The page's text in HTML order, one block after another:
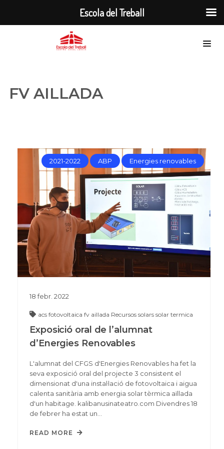
FV AILLADA
2021-2022 ABP Energies renovables
18 febr. 2022
acs fotovoltaica fv aillada Recursos solars solar termica
Exposició oral de l’alumnat
d’Energies Renovables
L'alumnat del CFGS d'Energies Renovables ha fet la
seva exposició oral del projecte 3 consistent el
dimensionat d'una instal·lació de fotovoltaica i aigua
calenta sanitària amb energia solar tèrmica aïllada
d'un habitage. kalibanusinateatro.com Divendres 18
de febrer ha estat un…
READ MORE
Escola del Treball